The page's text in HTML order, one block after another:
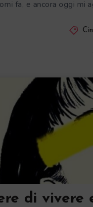
fa, e ancora oggi mi
di vivere